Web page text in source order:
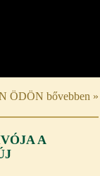
ÖDÖN bővebben »
A